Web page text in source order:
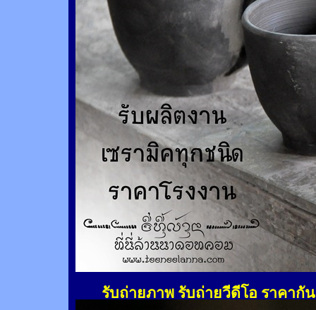
รับถ่ายภาพ รับถ่ายวีดีโอ ราคากั